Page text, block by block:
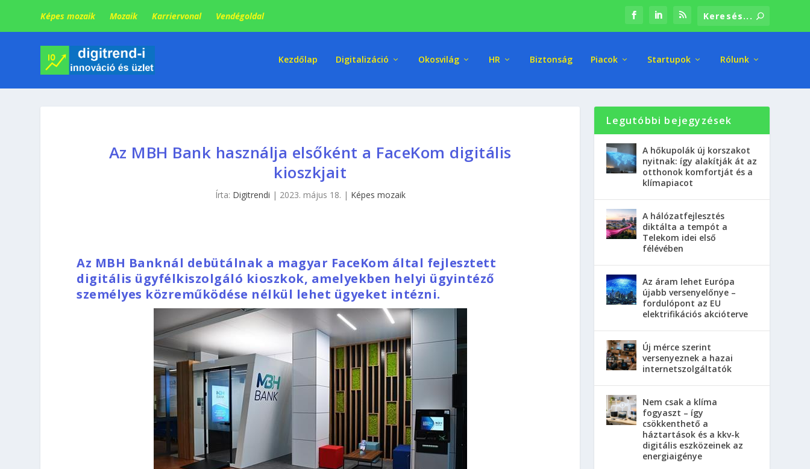
Képes mozaik Mozaik Karriervonal Vendégoldal
Kezdőlap Digitalizáció Okosvilág HR Biztonság Piacok Startupok Rólunk
Az MBH Bank használja elsőként a FaceKom digitális
kioszkjait
Írta: Digitrendi | 2023. május 18. | Képes mozaik
Az MBH Banknál debütálnak a magyar FaceKom által fejlesztett
digitális ügyfélkiszolgáló kioszkok, amelyekben helyi ügyintéző
személyes közreműködése nélkül lehet ügyeket intézni.
Legutóbbi bejegyzések
A hőkupolák új korszakot
nyitnak: így alakítják át az
otthonok komfortját és a
klímapiacot
A hálózatfejlesztés
diktálta a tempót a
Telekom idei első
félévében
Az áram lehet Európa
újabb versenyelőnye –
fordulópont az EU
elektrifikációs akcióterve
Új mérce szerint
versenyeznek a hazai
internetszolgáltatók
Nem csak a klíma
fogyaszt – így
csökkenthető a
háztartások és a kkv-k
digitális eszközeinek az
energiaigénye